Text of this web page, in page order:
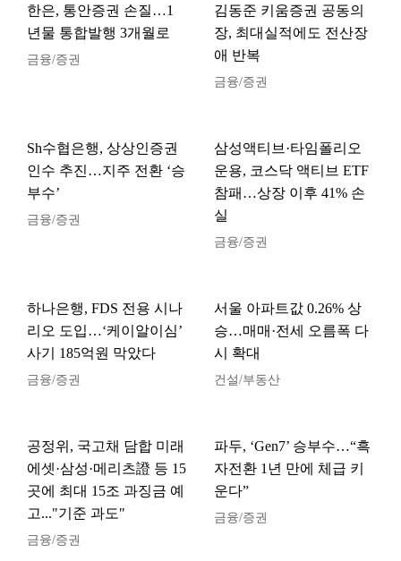
한은, 통안증권 손질…1
년물 통합발행 3개월로
금융/증권
김동준 키움증권 공동의
장, 최대실적에도 전산장
애 반복
금융/증권
Sh수협은행, 상상인증권
인수 추진…지주 전환 ‘승
부수’
금융/증권
삼성액티브·타임폴리오
운용, 코스닥 액티브 ETF
참패…상장 이후 41% 손
실
금융/증권
하나은행, FDS 전용 시나
리오 도입…‘케이알이심’
사기 185억원 막았다
금융/증권
서울 아파트값 0.26% 상
승…매매·전세 오름폭 다
시 확대
건설/부동산
공정위, 국고채 담합 미래
에셋·삼성·메리츠證 등 15
곳에 최대 15조 과징금 예
고..."기준 과도"
금융/증권
파두, ‘Gen7’ 승부수…“흑
자전환 1년 만에 체급 키
운다”
금융/증권